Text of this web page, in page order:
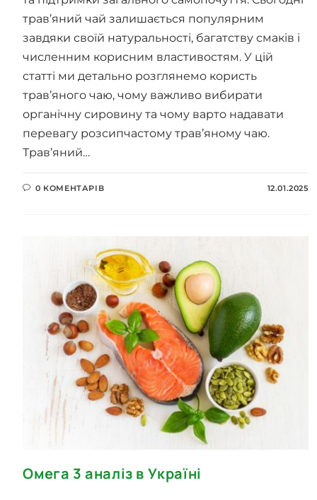
трав’яний чай залишається популярним
завдяки своїй натуральності, багатству смаків і
численним корисним властивостям. У цій
статті ми детально розглянемо користь
трав’яного чаю, чому важливо вибирати
органічну сировину та чому варто надавати
перевагу розсипчастому трав’яному чаю.
Трав’яний…
0 КОМЕНТАРІВ 12.01.2025
Омега 3 аналіз в Україні